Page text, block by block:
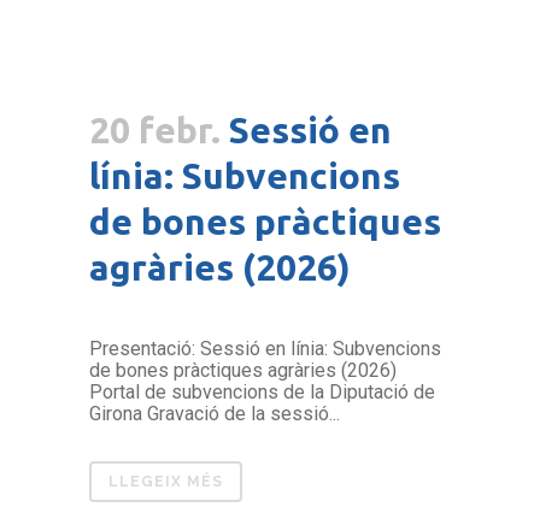
20 febr. Sessió en
línia: Subvencions
de bones pràctiques
agràries (2026)
Presentació: Sessió en línia: Subvencions
de bones pràctiques agràries (2026)
Portal de subvencions de la Diputació de
Girona Gravació de la sessió...
LLEGEIX MÉS